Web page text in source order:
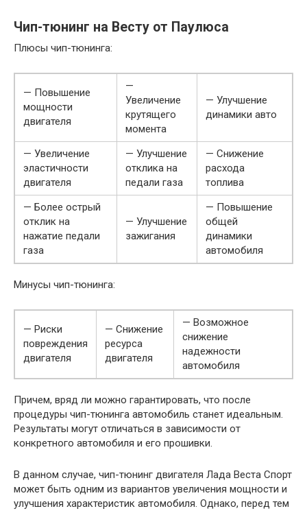
Чип-тюнинг на Весту от Паулюса
Плюсы чип-тюнинга:
— Повышение
мощности
двигателя
—
Увеличение
крутящего
момента
— Улучшение
динамики авто
— Увеличение
эластичности
двигателя
— Улучшение
отклика на
педали газа
— Снижение
расхода
топлива
— Более острый
отклик на
нажатие педали
газа
— Улучшение
зажигания
— Повышение
общей
динамики
автомобиля
Минусы чип-тюнинга:
— Риски
повреждения
двигателя
— Снижение
ресурса
двигателя
— Возможное
снижение
надежности
автомобиля
Причем, вряд ли можно гарантировать, что после
процедуры чип-тюнинга автомобиль станет идеальным.
Результаты могут отличаться в зависимости от
конкретного автомобиля и его прошивки.
В данном случае, чип-тюнинг двигателя Лада Веста Спорт
может быть одним из вариантов увеличения мощности и
улучшения характеристик автомобиля. Однако, перед тем